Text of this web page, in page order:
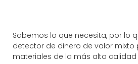
Sabemos lo que necesita, por lo
detector de dinero de valor mixto
materiales de la más alta